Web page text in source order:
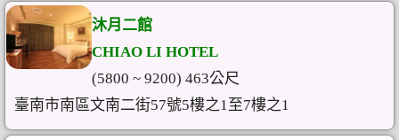
沐月二館
CHIAO LI HOTEL
(5800 ~ 9200) 463公尺
臺南市南區文南二街57號5樓之1至7樓之1